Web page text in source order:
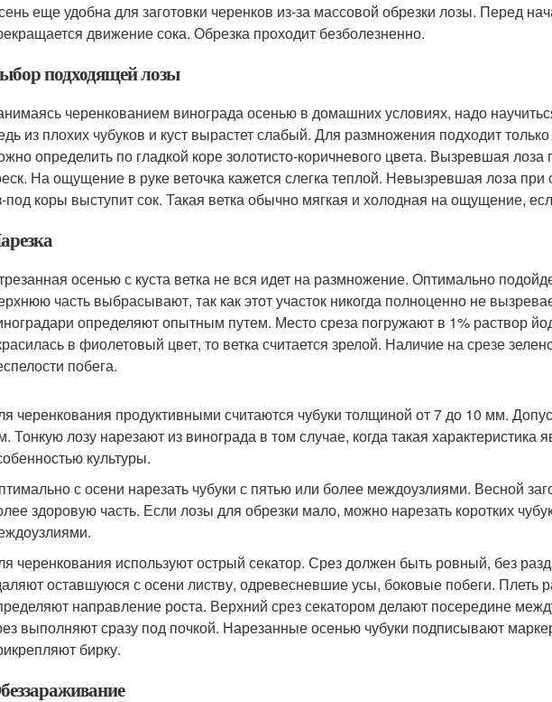
еще удобна для заготовки черенков из-за массовой обрезки лозы. Перед
движение сока. Обрезка проходит безболезненно.
подходящей лозы
черенкованием винограда осенью в домашних условиях, надо
из плохих чубуков и куст вырастет слабый. Для размножения подходит
определить по гладкой коре золотисто-коричневого цвета. Вызревшая лоза
На ощущение в руке веточка кажется слегка теплой. Невызревшая лоза при
под коры выступит сок. Такая ветка обычно мягкая и холодная на ощущение,
осенью с куста ветка не вся идет на размножение. Оптимально
часть выбрасывают, так как этот участок никогда полноценно не
определяют опытным путем. Место среза погружают в 1% раствор
в фиолетовый цвет, то ветка считается зрелой. Наличие на срезе
побега.
черенкования продуктивными считаются чубуки толщиной от 7 до 10 мм.
Тонкую лозу нарезают из винограда в том случае, когда такая характеристика
культуры.
с осени нарезать чубуки с пятью или более междоузлиями. Весной
здоровую часть. Если лозы для обрезки мало, можно нарезать коротких
черенкования используют острый секатор. Срез должен быть ровный, без
оставшуюся с осени листву, одревесневшие усы, боковые побеги. Плеть
направление роста. Верхний срез секатором делают посередине
выполняют сразу под почкой. Нарезанные осенью чубуки подписывают
бирку.